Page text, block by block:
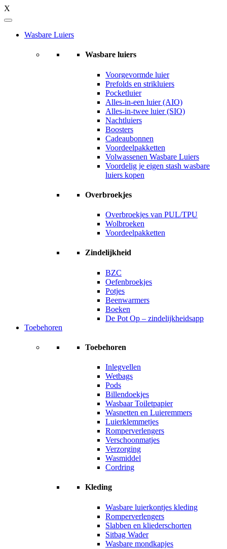
X
Wasbare Luiers
Wasbare luiers
Voorgevormde luier
Prefolds en strikluiers
Pocketluier
Alles-in-een luier (AIO)
Alles-in-twee luier (SIO)
Nachtluiers
Boosters
Cadeaubonnen
Voordeelpakketten
Volwassenen Wasbare Luiers
Voordelig je eigen stash wasbare
luiers kopen
Overbroekjes
Overbroekjes van PUL/TPU
Wolbroeken
Voordeelpakketten
Zindelijkheid
BZC
Oefenbroekjes
Potjes
Beenwarmers
Boeken
De Pot Op – zindelijkheidsapp
Toebehoren
Toebehoren
Inlegvellen
Wetbags
Pods
Billendoekjes
Wasbaar Toiletpapier
Wasnetten en Luieremmers
Luierklemmetjes
Romperverlengers
Verschoonmatjes
Verzorging
Wasmiddel
Cordring
Kleding
Wasbare luierkontjes kleding
Romperverlengers
Slabben en kliederschorten
Sitbag Wader
Wasbare mondkapjes